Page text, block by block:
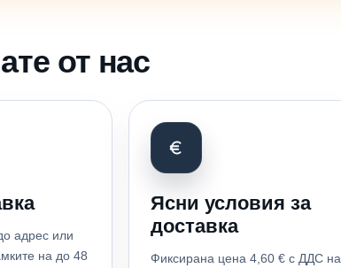
от нас
адрес или
на до 48
Ясни условия за
доставка
Фиксирана цена 4,60 € с ДДС на